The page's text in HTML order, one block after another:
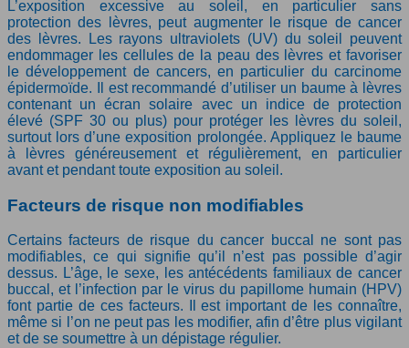
L’exposition excessive au soleil, en particulier sans
protection des lèvres, peut augmenter le risque de cancer
des lèvres. Les rayons ultraviolets (UV) du soleil peuvent
endommager les cellules de la peau des lèvres et favoriser
le développement de cancers, en particulier du carcinome
épidermoïde. Il est recommandé d’utiliser un baume à lèvres
contenant un écran solaire avec un indice de protection
élevé (SPF 30 ou plus) pour protéger les lèvres du soleil,
surtout lors d’une exposition prolongée. Appliquez le baume
à lèvres généreusement et régulièrement, en particulier
avant et pendant toute exposition au soleil.
Facteurs de risque non modifiables
Certains facteurs de risque du cancer buccal ne sont pas
modifiables, ce qui signifie qu’il n’est pas possible d’agir
dessus. L’âge, le sexe, les antécédents familiaux de cancer
buccal, et l’infection par le virus du papillome humain (HPV)
font partie de ces facteurs. Il est important de les connaître,
même si l’on ne peut pas les modifier, afin d’être plus vigilant
et de se soumettre à un dépistage régulier.